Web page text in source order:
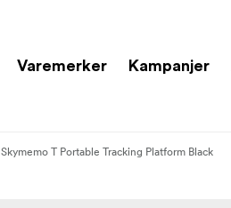
Varemerker Kampanjer
Skymemo T Portable Tracking Platform Black